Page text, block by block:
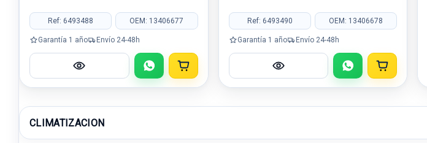
Ref: 6493488 OEM: 13406677
Garantía 1 año Envío 24-48h
Ref: 6493490 OEM: 13406678
Garantía 1 año Envío 24-48h
CLIMATIZACION